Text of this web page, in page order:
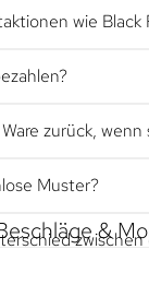
wie Black
zurück,
Muster?
&